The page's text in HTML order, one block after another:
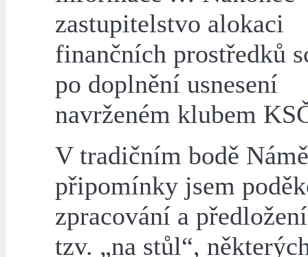
zastupitelstvo alokaci
finančních prostředků
po doplnění usnesení
navrženém klubem
V tradičním bodě
připomínky jsem
zpracování a
tzv. „na stůl“,